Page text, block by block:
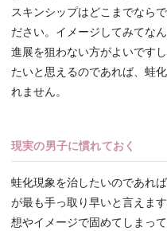
スキンシップはどこまでなら
ださい。イメージしてみてな
進展を狙わない方がよいです
たいと思えるのであれば、蛙
れません。
現実の男子に慣れておく
蛙化現象を治したいのであれ
が最も手っ取り早いと言えま
想やイメージで固めてしまっ